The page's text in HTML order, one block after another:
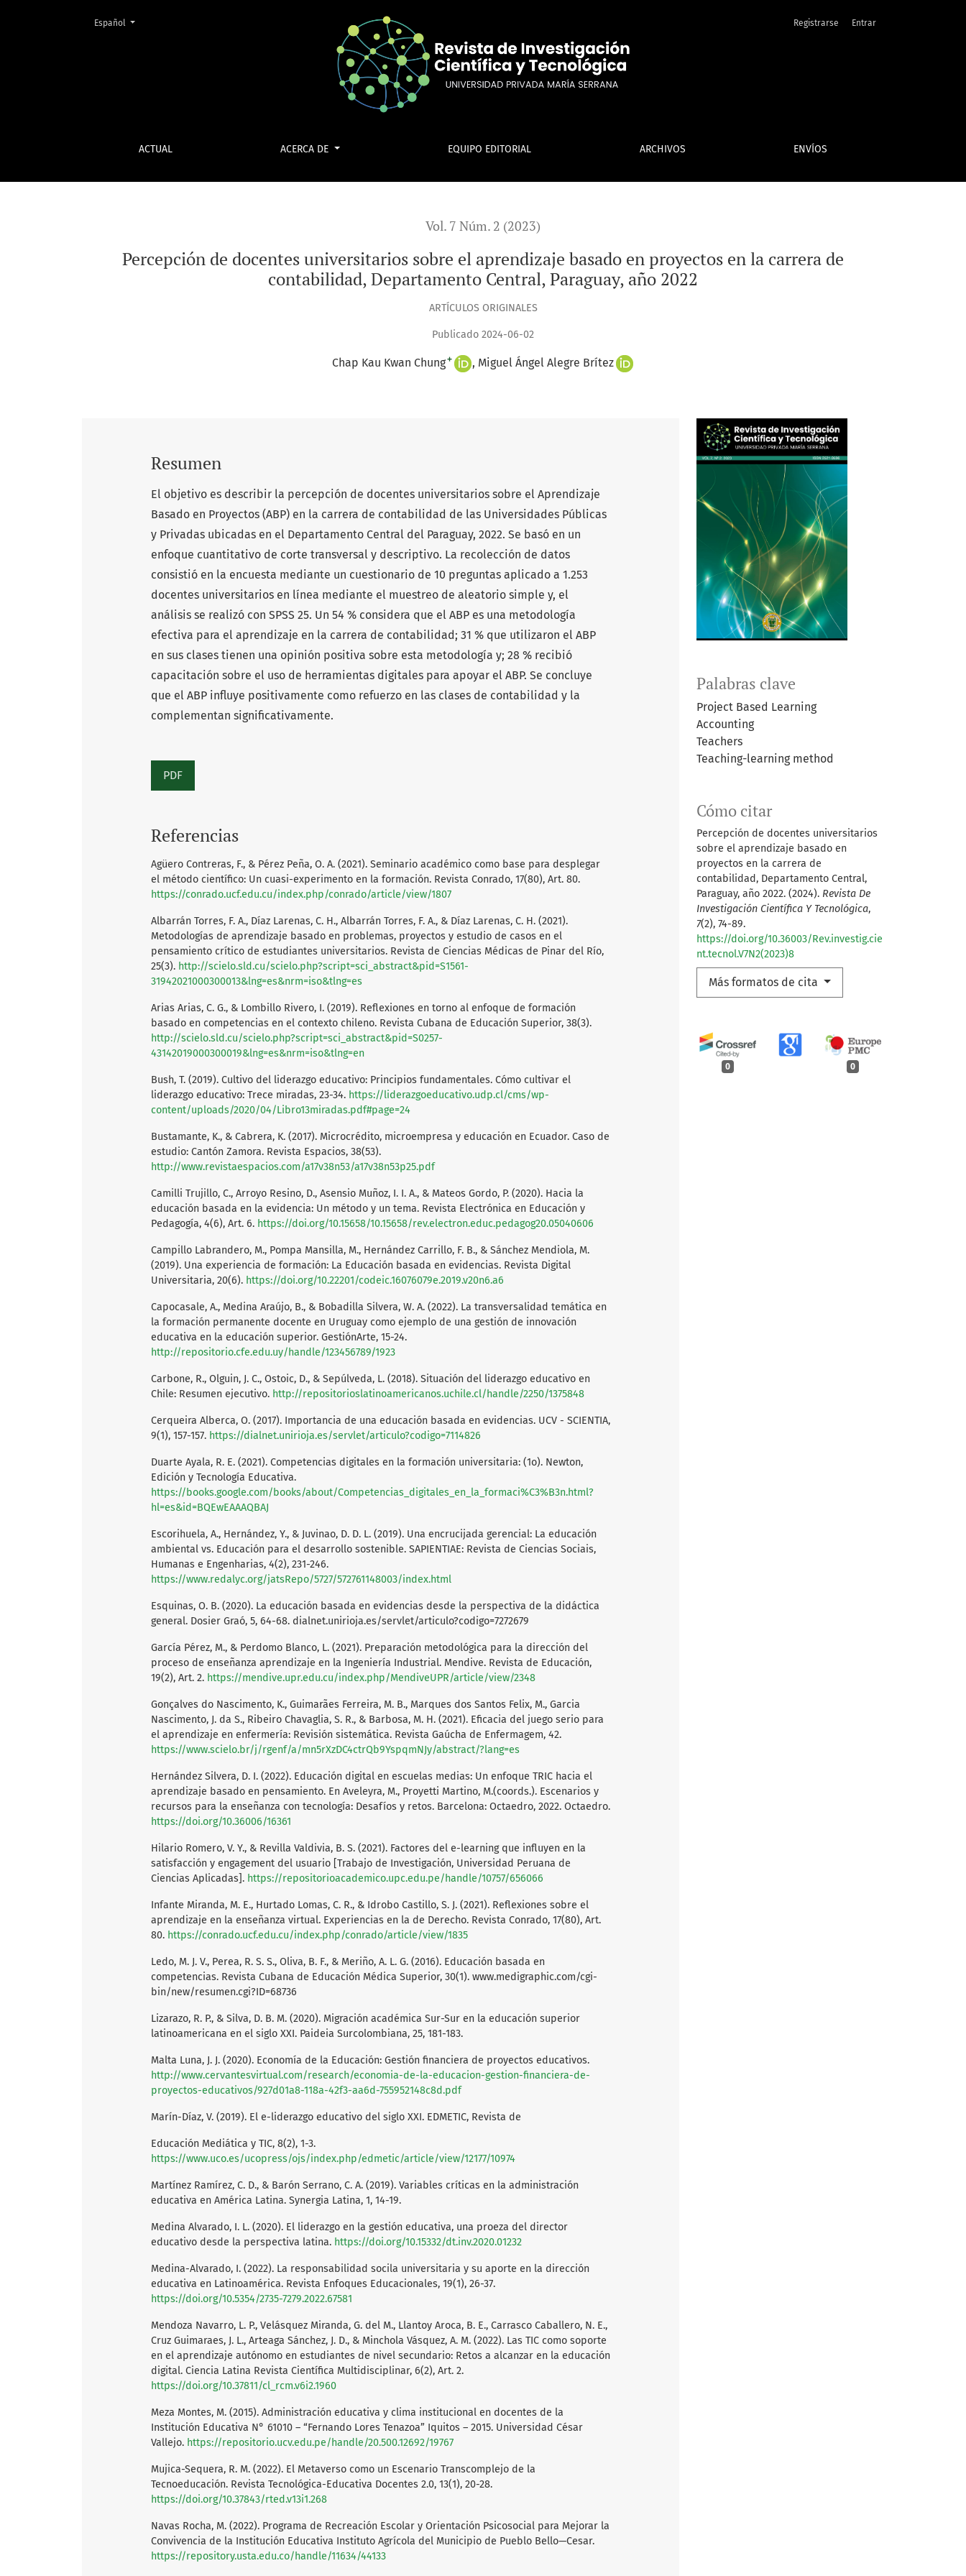
Percepción de docentes universitarios sobre el aprendizaje basado en proyectos en la carrera de contabilidad, Departamento Central, Paraguay, año 2022
ACTUAL ACERCA DE EQUIPO EDITORIAL ARCHIVOS ENVÍOS
Registrarse Entrar
Cambiar el idioma. El idioma actual es:
Español
Vol. 7 Núm. 2 (2023)
Percepción de docentes universitarios sobre el aprendizaje basado en proyectos en la carrera de
contabilidad, Departamento Central, Paraguay, año 2022
ARTÍCULOS ORIGINALES
Publicado 2024-06-02
Chap Kau Kwan Chung+ Miguel Ángel Alegre Brítez
Palabras clave
Project Based Learning
Accounting
Teachers
Teaching-learning method
Cómo citar
Percepción de docentes universitarios
sobre el aprendizaje basado en
proyectos en la carrera de
contabilidad, Departamento Central,
Paraguay, año 2022. (2024). Revista De
Investigación Científica Y Tecnológica,
7(2), 74-89.
https://doi.org/10.36003/Rev.investig.cie
nt.tecnol.V7N2(2023)8
Más formatos de cita
0 0
Resumen
El objetivo es describir la percepción de docentes universitarios sobre el Aprendizaje
Basado en Proyectos (ABP) en la carrera de contabilidad de las Universidades Públicas
y Privadas ubicadas en el Departamento Central del Paraguay, 2022. Se basó en un
enfoque cuantitativo de corte transversal y descriptivo. La recolección de datos
consistió en la encuesta mediante un cuestionario de 10 preguntas aplicado a 1.253
docentes universitarios en línea mediante el muestreo de aleatorio simple y, el
análisis se realizó con SPSS 25. Un 54 % considera que el ABP es una metodología
efectiva para el aprendizaje en la carrera de contabilidad; 31 % que utilizaron el ABP
en sus clases tienen una opinión positiva sobre esta metodología y; 28 % recibió
capacitación sobre el uso de herramientas digitales para apoyar el ABP. Se concluye
que el ABP influye positivamente como refuerzo en las clases de contabilidad y la
complementan significativamente.
PDF
Referencias
Agüero Contreras, F., & Pérez Peña, O. A. (2021). Seminario académico como base para desplegar
el método científico: Un cuasi-experimento en la formación. Revista Conrado, 17(80), Art. 80.
https://conrado.ucf.edu.cu/index.php/conrado/article/view/1807
Albarrán Torres, F. A., Díaz Larenas, C. H., Albarrán Torres, F. A., & Díaz Larenas, C. H. (2021).
Metodologías de aprendizaje basado en problemas, proyectos y estudio de casos en el
pensamiento crítico de estudiantes universitarios. Revista de Ciencias Médicas de Pinar del Río,
25(3). http://scielo.sld.cu/scielo.php?script=sci_abstract&pid=S1561-
31942021000300013&lng=es&nrm=iso&tlng=es
Arias Arias, C. G., & Lombillo Rivero, I. (2019). Reflexiones en torno al enfoque de formación
basado en competencias en el contexto chileno. Revista Cubana de Educación Superior, 38(3).
http://scielo.sld.cu/scielo.php?script=sci_abstract&pid=S0257-
43142019000300019&lng=es&nrm=iso&tlng=en
Bush, T. (2019). Cultivo del liderazgo educativo: Principios fundamentales. Cómo cultivar el
liderazgo educativo: Trece miradas, 23-34. https://liderazgoeducativo.udp.cl/cms/wp-
content/uploads/2020/04/Libro13miradas.pdf#page=24
Bustamante, K., & Cabrera, K. (2017). Microcrédito, microempresa y educación en Ecuador. Caso de
estudio: Cantón Zamora. Revista Espacios, 38(53).
http://www.revistaespacios.com/a17v38n53/a17v38n53p25.pdf
Camilli Trujillo, C., Arroyo Resino, D., Asensio Muñoz, I. I. A., & Mateos Gordo, P. (2020). Hacia la
educación basada en la evidencia: Un método y un tema. Revista Electrónica en Educación y
Pedagogía, 4(6), Art. 6. https://doi.org/10.15658/10.15658/rev.electron.educ.pedagog20.05040606
Campillo Labrandero, M., Pompa Mansilla, M., Hernández Carrillo, F. B., & Sánchez Mendiola, M.
(2019). Una experiencia de formación: La Educación basada en evidencias. Revista Digital
Universitaria, 20(6). https://doi.org/10.22201/codeic.16076079e.2019.v20n6.a6
Capocasale, A., Medina Araújo, B., & Bobadilla Silvera, W. A. (2022). La transversalidad temática en
la formación permanente docente en Uruguay como ejemplo de una gestión de innovación
educativa en la educación superior. GestiónArte, 15-24.
http://repositorio.cfe.edu.uy/handle/123456789/1923
Carbone, R., Olguin, J. C., Ostoic, D., & Sepúlveda, L. (2018). Situación del liderazgo educativo en
Chile: Resumen ejecutivo. http://repositorioslatinoamericanos.uchile.cl/handle/2250/1375848
Cerqueira Alberca, O. (2017). Importancia de una educación basada en evidencias. UCV - SCIENTIA,
9(1), 157-157. https://dialnet.unirioja.es/servlet/articulo?codigo=7114826
Duarte Ayala, R. E. (2021). Competencias digitales en la formación universitaria: (1o). Newton,
Edición y Tecnología Educativa.
https://books.google.com/books/about/Competencias_digitales_en_la_formaci%C3%B3n.html?
hl=es&id=BQEwEAAAQBAJ
Escorihuela, A., Hernández, Y., & Juvinao, D. D. L. (2019). Una encrucijada gerencial: La educación
ambiental vs. Educación para el desarrollo sostenible. SAPIENTIAE: Revista de Ciencias Sociais,
Humanas e Engenharias, 4(2), 231-246.
https://www.redalyc.org/jatsRepo/5727/572761148003/index.html
Esquinas, O. B. (2020). La educación basada en evidencias desde la perspectiva de la didáctica
general. Dosier Graó, 5, 64-68. dialnet.unirioja.es/servlet/articulo?codigo=7272679
García Pérez, M., & Perdomo Blanco, L. (2021). Preparación metodológica para la dirección del
proceso de enseñanza aprendizaje en la Ingeniería Industrial. Mendive. Revista de Educación,
19(2), Art. 2. https://mendive.upr.edu.cu/index.php/MendiveUPR/article/view/2348
Gonçalves do Nascimento, K., Guimarães Ferreira, M. B., Marques dos Santos Felix, M., Garcia
Nascimento, J. da S., Ribeiro Chavaglia, S. R., & Barbosa, M. H. (2021). Eficacia del juego serio para
el aprendizaje en enfermería: Revisión sistemática. Revista Gaúcha de Enfermagem, 42.
https://www.scielo.br/j/rgenf/a/mn5rXzDC4ctrQb9YspqmNJy/abstract/?lang=es
Hernández Silvera, D. I. (2022). Educación digital en escuelas medias: Un enfoque TRIC hacia el
aprendizaje basado en pensamiento. En Aveleyra, M., Proyetti Martino, M.(coords.). Escenarios y
recursos para la enseñanza con tecnología: Desafíos y retos. Barcelona: Octaedro, 2022. Octaedro.
https://doi.org/10.36006/16361
Hilario Romero, V. Y., & Revilla Valdivia, B. S. (2021). Factores del e-learning que influyen en la
satisfacción y engagement del usuario [Trabajo de Investigación, Universidad Peruana de
Ciencias Aplicadas]. https://repositorioacademico.upc.edu.pe/handle/10757/656066
Infante Miranda, M. E., Hurtado Lomas, C. R., & Idrobo Castillo, S. J. (2021). Reflexiones sobre el
aprendizaje en la enseñanza virtual. Experiencias en la de Derecho. Revista Conrado, 17(80), Art.
80. https://conrado.ucf.edu.cu/index.php/conrado/article/view/1835
Ledo, M. J. V., Perea, R. S. S., Oliva, B. F., & Meriño, A. L. G. (2016). Educación basada en
competencias. Revista Cubana de Educación Médica Superior, 30(1). www.medigraphic.com/cgi-
bin/new/resumen.cgi?ID=68736
Lizarazo, R. P., & Silva, D. B. M. (2020). Migración académica Sur-Sur en la educación superior
latinoamericana en el siglo XXI. Paideia Surcolombiana, 25, 181-183.
Malta Luna, J. J. (2020). Economía de la Educación: Gestión financiera de proyectos educativos.
http://www.cervantesvirtual.com/research/economia-de-la-educacion-gestion-financiera-de-
proyectos-educativos/927d01a8-118a-42f3-aa6d-755952148c8d.pdf
Marín-Díaz, V. (2019). El e-liderazgo educativo del siglo XXI. EDMETIC, Revista de
Educación Mediática y TIC, 8(2), 1-3.
https://www.uco.es/ucopress/ojs/index.php/edmetic/article/view/12177/10974
Martínez Ramírez, C. D., & Barón Serrano, C. A. (2019). Variables críticas en la administración
educativa en América Latina. Synergia Latina, 1, 14-19.
Medina Alvarado, I. L. (2020). El liderazgo en la gestión educativa, una proeza del director
educativo desde la perspectiva latina. https://doi.org/10.15332/dt.inv.2020.01232
Medina-Alvarado, I. (2022). La responsabilidad socila universitaria y su aporte en la dirección
educativa en Latinoamérica. Revista Enfoques Educacionales, 19(1), 26-37.
https://doi.org/10.5354/2735-7279.2022.67581
Mendoza Navarro, L. P., Velásquez Miranda, G. del M., Llantoy Aroca, B. E., Carrasco Caballero, N. E.,
Cruz Guimaraes, J. L., Arteaga Sánchez, J. D., & Minchola Vásquez, A. M. (2022). Las TIC como soporte
en el aprendizaje autónomo en estudiantes de nivel secundario: Retos a alcanzar en la educación
digital. Ciencia Latina Revista Científica Multidisciplinar, 6(2), Art. 2.
https://doi.org/10.37811/cl_rcm.v6i2.1960
Meza Montes, M. (2015). Administración educativa y clima institucional en docentes de la
Institución Educativa N° 61010 – “Fernando Lores Tenazoa” Iquitos – 2015. Universidad César
Vallejo. https://repositorio.ucv.edu.pe/handle/20.500.12692/19767
Mujica-Sequera, R. M. (2022). El Metaverso como un Escenario Transcomplejo de la
Tecnoeducación. Revista Tecnológica-Educativa Docentes 2.0, 13(1), 20-28.
https://doi.org/10.37843/rted.v13i1.268
Navas Rocha, M. (2022). Programa de Recreación Escolar y Orientación Psicosocial para Mejorar la
Convivencia de la Institución Educativa Instituto Agrícola del Municipio de Pueblo Bello—Cesar.
https://repository.usta.edu.co/handle/11634/44133